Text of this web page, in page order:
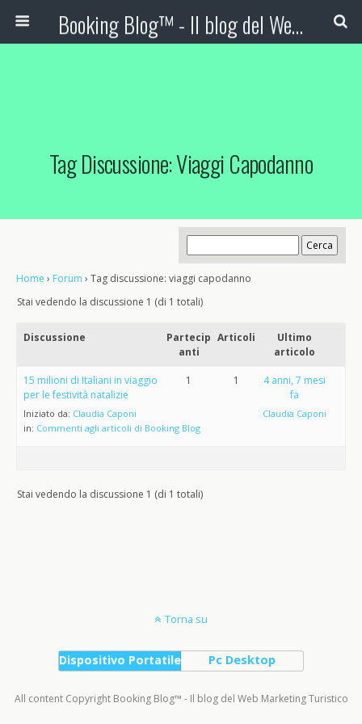
Booking Blog™ - Il blog del Web Marketing Turistico
Tag Discussione: Viaggi Capodanno
Home › Forum › Tag discussione: viaggi capodanno
Stai vedendo la discussione 1 (di 1 totali)
Discussione
Partecip
anti
Articoli
Ultimo
articolo
15 milioni di Italiani in viaggio
per le festività natalizie
Iniziato da: Claudia Caponi
in: Commenti agli articoli di Booking Blog
1 1
4 anni, 7 mesi
fa
Claudia Caponi
Stai vedendo la discussione 1 (di 1 totali)
Torna su
Dispositivo Portatile Pc Desktop
All content Copyright Booking Blog™ - Il blog del Web Marketing Turistico